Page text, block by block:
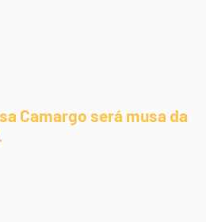
Camargo será musa da